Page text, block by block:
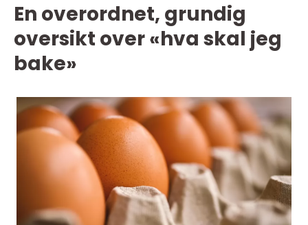
En overordnet, grundig
oversikt over «hva skal jeg
bake»